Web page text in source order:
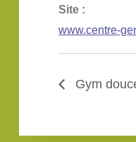
Site :
www.centre-
Gym